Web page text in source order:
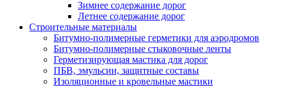
Зимнее содержание дорог
Летнее содержание дорог
Строительные материалы
Битумно-полимерные герметики для аэродромов
Битумно-полимерные стыковочные ленты
Герметизирующая мастика для дорог
ПБВ, эмульсии, защитные составы
Изоляционные и кровельные мастики